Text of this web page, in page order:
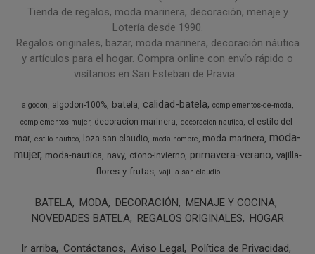
Tienda de regalos, moda marinera, decoración, menaje y
Lotería desde 1990.
Regalos originales, bazar, moda marinera, decoración náutica
y artículos para el hogar. Compra online con envío rápido o
visítanos en San Esteban de Pravia...
algodon algodon-100% batela calidad-batela
complementos-de-moda
complementos-mujer decoracion-marinera decoracion-nautica
el-estilo-del-
mar estilo-nautico loza-san-claudio moda-hombre moda-marinera moda-
mujer moda-nautica navy otono-invierno primavera-verano vajilla-
flores-y-frutas vajilla-san-claudio
BATELA MODA DECORACIÓN
MENAJE Y COCINA
NOVEDADES BATELA REGALOS ORIGINALES HOGAR
Ir arriba Contáctanos Aviso Legal Política de Privacidad